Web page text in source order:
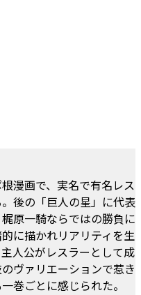
漫画で、実名で有名レス
後の「巨人の星」に代表
原一騎ならではの勝負に
に描かれリアリティを生
人公がレスラーとして成
ヴァリエーションで惹き
巻ごとに感じられた。